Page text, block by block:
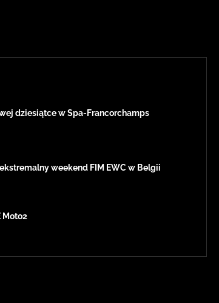
dziesiątce w Spa-Francorchamps
weekend FIM EWC w Belgii
Moto2